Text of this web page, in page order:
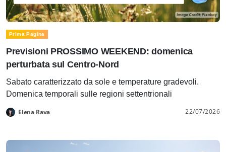
Prima Pagina
Previsioni PROSSIMO WEEKEND: domenica
perturbata sul Centro-Nord
Sabato caratterizzato da sole e temperature gradevoli.
Domenica temporali sulle regioni settentrionali
Elena Rava 22/07/2026